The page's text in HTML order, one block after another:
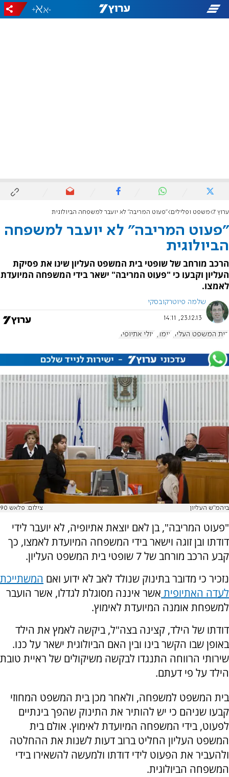
-
+
ערוץ 7 משפט ופלילים "פעוט המריבה" לא יועבר למשפחה הביולוגית
"פעוט המריבה" לא יועבר למשפחה
הביולוגית
הרכב מורחב של שופטי בית המשפט העליון שינו את פסיקת
העליון וקבעו כי "פעוט המריבה" ישאר בידי המשפחה המיועדת
לאמצו.
שלמה פיוטרקובסקי
23.12.13, 14:11
בית המשפט העליון אימוץ עולי אתיופיה
ביהמ"ש העליון צילום: פלאש 90
"פעוט המריבה", בן לאם יוצאת אתיופיה, לא יועבר לידי
דודתו ובן זוגה וישאר בידי המשפחה המיועדת לאמצו, כך
קבע הרכב מורחב של 7 שופטי בית המשפט העליון.
נזכיר כי מדובר בתינוק שנולד לאב לא ידוע ואם המשתייכת
לעדה האתיופית אשר איננה מסוגלת לגדלו, אשר הועבר
למשפחת אומנה המיועדת לאימוץ.
דודתו של הילד, קצינה בצה"ל, ביקשה לאמץ את הילד
באופן שבו הקשר בינו ובין האם הביולוגית ישאר על כנו.
שירותי הרווחה התנגדו לבקשה משיקולים של ראיית טובת
הילד על פי דעתם.
בית המשפט למשפחה, ולאחר מכן בית המשפט המחוזי
קבעו שניהם כי יש להותיר את התינוק שהפך בינתיים
לפעוט, בידי המשפחה המיועדת לאימוץ. אולם בית
המשפט העליון החליט ברוב דעות לשנות את ההחלטה
ולהעביר את הפעוט לידי דודתו ולמעשה להשאירו בידי
המשפחה הביולוגית.